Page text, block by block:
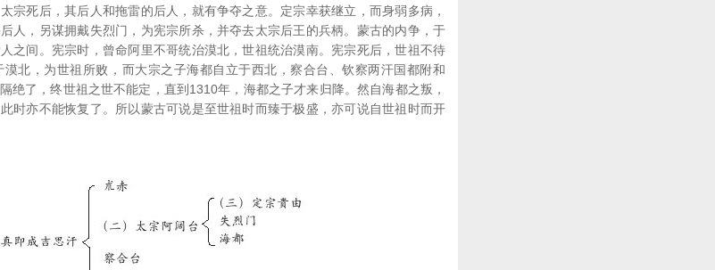
宗死后，其后人和拖雷的后人，就有争夺之意。定宗幸获继立，而身弱多病，
人，另谋拥戴失烈门，为宪宗所杀，并夺去太宗后王的兵柄。蒙古的内争，于
之间。宪宗时，曾命阿里不哥统治漠北，世祖统治漠南。宪宗死后，世祖不待
北，为世祖所败，而大宗之子海都自立于西北，察合台、钦察两汗国都附和
绝了，终世祖之世不能定，直到1310年，海都之子才来归降。然自海都之叛，
时亦不能恢复了。所以蒙古可说是至世祖时而臻于极盛，亦可说自世祖时而开